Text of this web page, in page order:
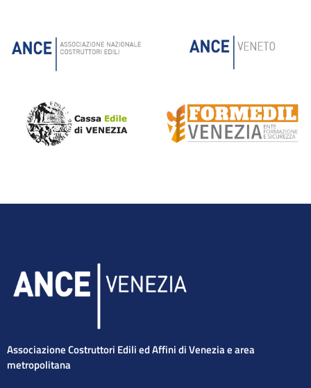
Associazione Costruttori Edili ed Affini di Venezia e area
metropolitana